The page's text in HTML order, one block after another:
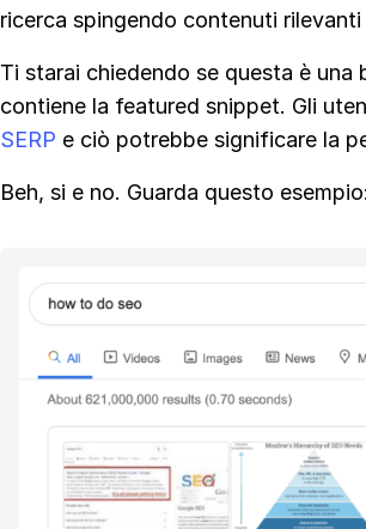
ricerca spingendo contenuti
Ti starai chiedendo se questa è
contiene la featured snippet. Gli
SERP e ciò potrebbe significare la
Beh, si e no. Guarda questo esempio: